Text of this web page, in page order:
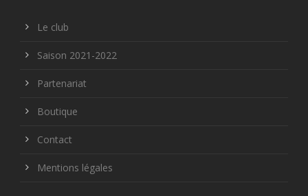
Le club
Saison 2021-2022
Partenariat
Boutique
Contact
Mentions légales